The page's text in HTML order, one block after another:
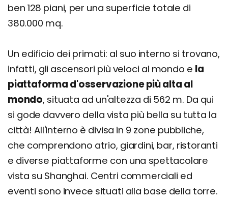
ben 128 piani, per una superficie totale di
380.000 mq.
Un edificio dei primati: al suo interno si trovano,
infatti, gli ascensori più veloci al mondo e la
piattaforma d'osservazione più alta al
mondo, situata ad un'altezza di 562 m. Da qui
si gode davvero della vista più bella su tutta la
città! All'interno è divisa in 9 zone pubbliche,
che comprendono atrio, giardini, bar, ristoranti
e diverse piattaforme con una spettacolare
vista su Shanghai. Centri commerciali ed
eventi sono invece situati alla base della torre.